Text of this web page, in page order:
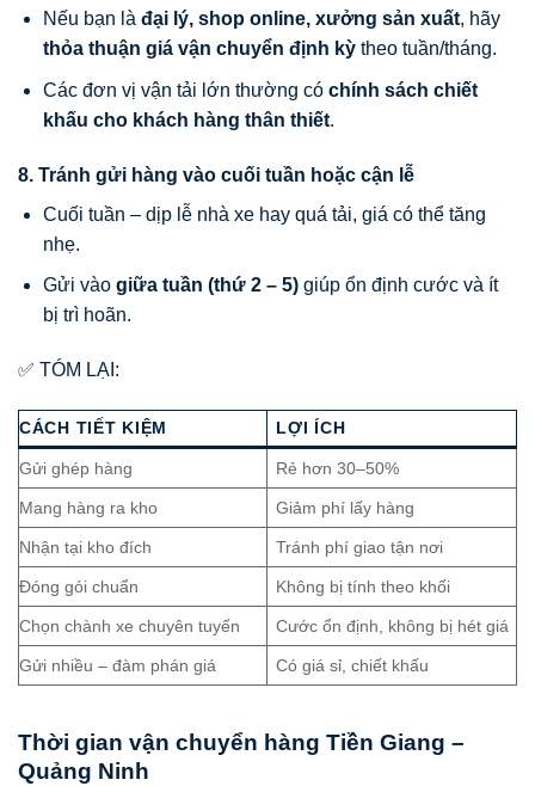
Nếu bạn là đại lý, shop online, xưởng sản xuất, hãy
thỏa thuận giá vận chuyển định kỳtheo tuần/tháng.
Các đơn vị vận tải lớn thường có chính sách chiết
khấu cho khách hàng thân thiết.
8. Tránh gửi hàng vào cuối tuần hoặc cận lễ
Cuối tuần – dịp lễ nhà xe hay quá tải, giá có thể tăng
nhẹ.
Gửi vào giữa tuần (thứ 2 – 5)giúp ổn định cước và ít
bị trì hoãn.
✅ TÓM LẠI:
CÁCH TIẾT KIỆM LỢI ÍCH
Gửi ghép hàng Rẻ hơn 30–50%
Mang hàng ra kho Giảm phí lấy hàng
Nhận tại kho đích Tránh phí giao tận nơi
Đóng gói chuẩn Không bị tính theo khối
Chọn chành xe chuyên tuyến Cước ổn định, không bị hét giá
Gửi nhiều – đàm phán giá Có giá sỉ, chiết khấu
Thời gian vận chuyển hàng Tiền Giang –
Quảng Ninh